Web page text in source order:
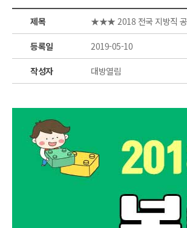
제목 ★★★ 2018 전국 지방직
등록일 2019-05-10
작성자 대방열림